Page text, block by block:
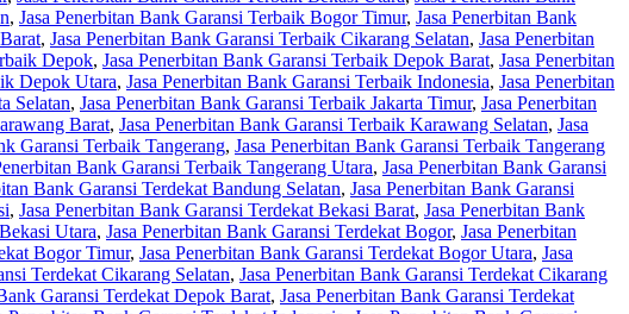
, Jasa Penerbitan Bank Garansi Terbaik Bogor Timur, Jasa Penerbitan Bank
, Jasa Penerbitan Bank Garansi Terbaik Cikarang Selatan, Jasa Penerbitan
Depok, Jasa Penerbitan Bank Garansi Terbaik Depok Barat, Jasa Penerbitan
Depok Utara, Jasa Penerbitan Bank Garansi Terbaik Indonesia, Jasa Penerbitan
Selatan, Jasa Penerbitan Bank Garansi Terbaik Jakarta Timur, Jasa Penerbitan
Barat, Jasa Penerbitan Bank Garansi Terbaik Karawang Selatan, Jasa
Garansi Terbaik Tangerang, Jasa Penerbitan Bank Garansi Terbaik Tangerang
Bank Garansi Terbaik Tangerang Utara, Jasa Penerbitan Bank Garansi
Bank Garansi Terdekat Bandung Selatan, Jasa Penerbitan Bank Garansi
, Jasa Penerbitan Bank Garansi Terdekat Bekasi Barat, Jasa Penerbitan Bank
Utara, Jasa Penerbitan Bank Garansi Terdekat Bogor, Jasa Penerbitan
Bogor Timur, Jasa Penerbitan Bank Garansi Terdekat Bogor Utara, Jasa
Terdekat Cikarang Selatan, Jasa Penerbitan Bank Garansi Terdekat Cikarang
Garansi Terdekat Depok Barat, Jasa Penerbitan Bank Garansi Terdekat